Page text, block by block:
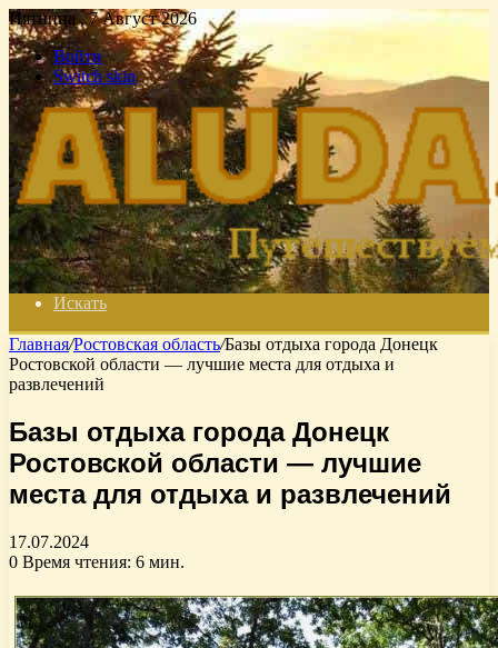
Пятница , 7 Август 2026
Войти
Switch skin
Искать
Главная/Ростовская область/Базы отдыха города Донецк
Ростовской области — лучшие места для отдыха и
развлечений
Базы отдыха города Донецк
Ростовской области — лучшие
места для отдыха и развлечений
17.07.2024
0 Время чтения: 6 мин.